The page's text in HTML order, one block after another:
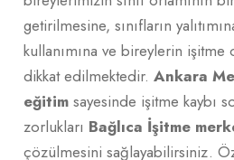
getirilmesine, sınıfların
kullanımına ve bireylerin işitme
dikkat edilmektedir. Ankara
eğitim sayesinde işitme kaybı
zorlukları Bağlıca İşitme
çözülmesini sağlayabilirsiniz.